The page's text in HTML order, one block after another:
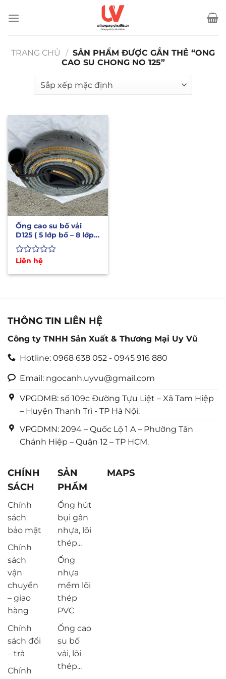
qua
TRANG CHỦ
/ SẢN PHẨM ĐƯỢC GẮN THẺ “ONG
CAO SU CHONG NO 125”
Ống cao su bố vải
D125 ( 5 lớp bố – 8 lớp
bố) chịu áp lực, mài
mòn
Được
hạng
Liên hệ
THÔNG TIN LIÊN HỆ
Công ty TNHH Sản Xuất & Thương Mại Uy Vũ
Hotline: 0968 638 052 - 0945 916 880
Email: ngocanh.uyvu@gmail.com
VPGDMB: số 109c Đường Tựu Liệt – Xã Tam Hiệp
– Huyện Thanh Trì - TP Hà Nội.
VPGDMN: 2094 – Quốc Lộ 1 A – Phường Tân
Chánh Hiệp – Quận 12 – TP HCM.
CHÍNH
SÁCH
Chính
sách
bảo mật
Chính
sách
vận
chuyển
– giao
hàng
Chính
sách đổi
– trả
Chính
SẢN
PHẨM
Ống hút
bụi gân
nhựa, lõi
thép...
Ống
nhựa
mềm lõi
thép
PVC
Ống cao
su bố
vải, lõi
thép...
MAPS